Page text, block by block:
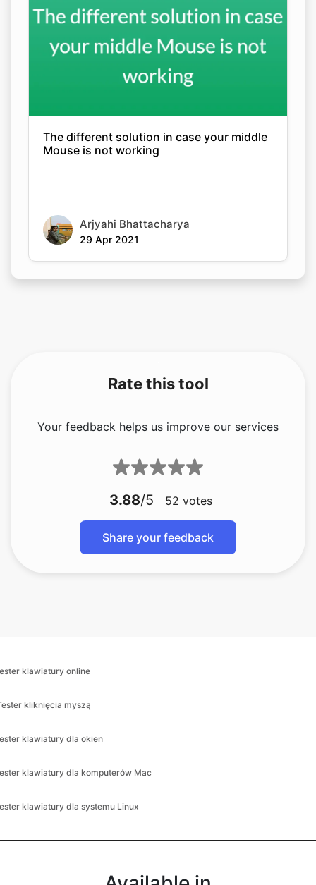
The different solution in case your middle
Mouse is not working
Arjyahi Bhattacharya
29 Apr 2021
Rate this tool
Your feedback helps us improve our services
3.88/5 52 votes
Share your feedback
klawiatury online
kliknięcia myszą
klawiatury dla okien
klawiatury dla komputerów Mac
klawiatury dla systemu Linux